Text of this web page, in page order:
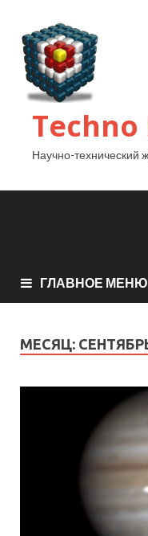
Techno
Научно-технический
ГЛАВНОЕ МЕНЮ
МЕСЯЦ: